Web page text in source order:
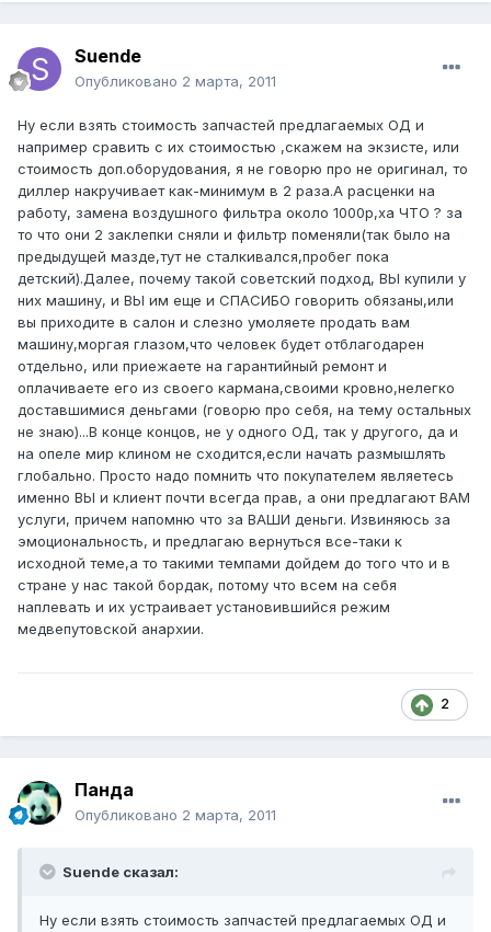
Suende
Опубликовано 2 марта, 2011
Ну если взять стоимость запчастей предлагаемых ОД и
например сравить с их стоимостью ,скажем на экзисте, или
стоимость доп.оборудования, я не говорю про не оригинал, то
диллер накручивает как-минимум в 2 раза.А расценки на
работу, замена воздушного фильтра около 1000р,ха ЧТО ? за
то что они 2 заклепки сняли и фильтр поменяли(так было на
предыдущей мазде,тут не сталкивался,пробег пока
детский).Далее, почему такой советский подход, ВЫ купили у
них машину, и ВЫ им еще и СПАСИБО говорить обязаны,или
вы приходите в салон и слезно умоляете продать вам
машину,моргая глазом,что человек будет отблагодарен
отдельно, или приежаете на гарантийный ремонт и
оплачиваете его из своего кармана,своими кровно,нелегко
доставшимися деньгами (говорю про себя, на тему остальных
не знаю)...В конце концов, не у одного ОД, так у другого, да и
на опеле мир клином не сходится,если начать размышлять
глобально. Просто надо помнить что покупателем являетесь
именно ВЫ и клиент почти всегда прав, а они предлагают ВАМ
услуги, причем напомню что за ВАШИ деньги. Извиняюсь за
эмоциональность, и предлагаю вернуться все-таки к
исходной теме,а то такими темпами дойдем до того что и в
стране у нас такой бордак, потому что всем на себя
наплевать и их устраивает установившийся режим
медвепутовской анархии.
2
Панда
Опубликовано 2 марта, 2011
Suende сказал:
Ну если взять стоимость запчастей предлагаемых ОД и